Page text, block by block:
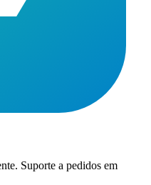
Suporte a pedidos em